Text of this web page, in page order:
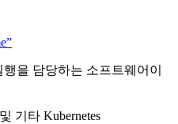
을 담당하는 소프트웨어이
기타 Kubernetes